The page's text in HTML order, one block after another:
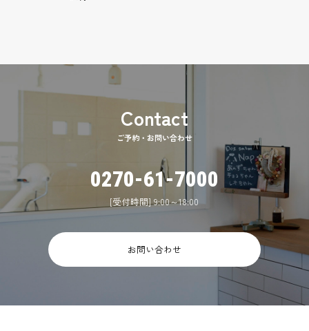
ご予約・お問い合わせ
0270-61-7000
[受付時間] 9:00～18:00
お問い合わせ